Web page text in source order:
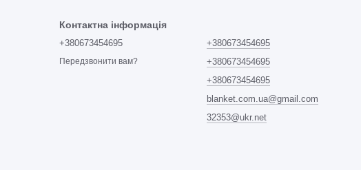
Контактна інформація
+380673454695
Передзвонити вам?
+380673454695
+380673454695
+380673454695
blanket.com.ua@gmail.com
32353@ukr.net